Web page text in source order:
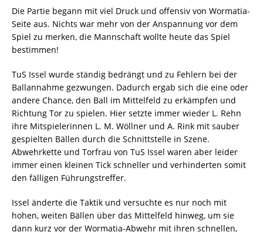
Die Partie begann mit viel Druck und offensiv von Wormatia-
Seite aus. Nichts war mehr von der Anspannung vor dem
Spiel zu merken, die Mannschaft wollte heute das Spiel
bestimmen!
TuS Issel wurde ständig bedrängt und zu Fehlern bei der
Ballannahme gezwungen. Dadurch ergab sich die eine oder
andere Chance, den Ball im Mittelfeld zu erkämpfen und
Richtung Tor zu spielen. Hier setzte immer wieder L. Rehn
ihre Mitspielerinnen L. M. Wöllner und A. Rink mit sauber
gespielten Bällen durch die Schnittstelle in Szene.
Abwehrkette und Torfrau von TuS Issel waren aber leider
immer einen kleinen Tick schneller und verhinderten somit
den fälligen Führungstreffer.
Issel änderte die Taktik und versuchte es nur noch mit
hohen, weiten Bällen über das Mittelfeld hinweg, um sie
dann kurz vor der Wormatia-Abwehr mit ihren schnellen,